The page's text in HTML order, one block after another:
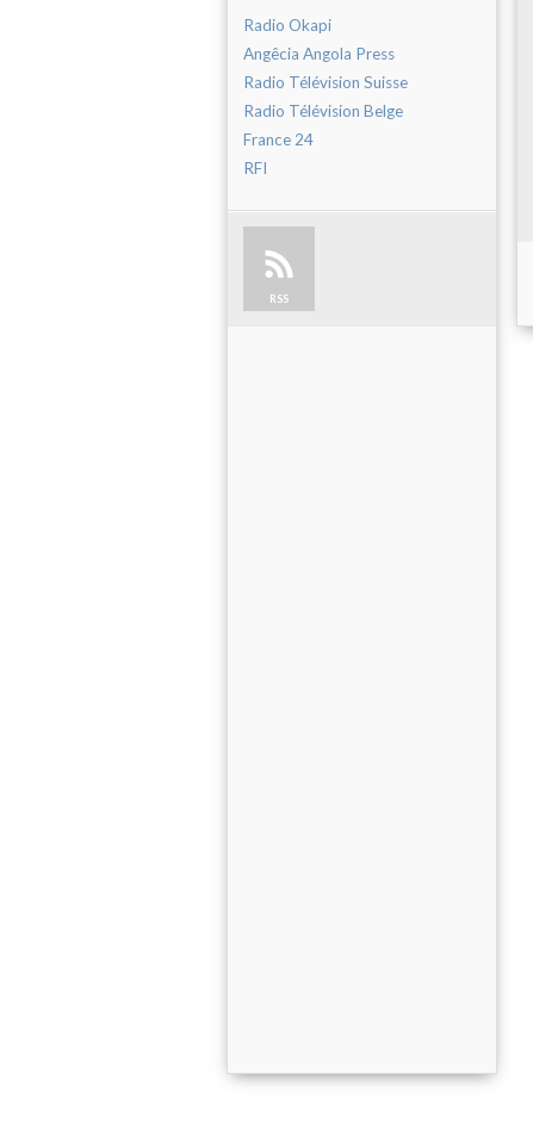
Radio Okapi
Angêcia Angola Press
Radio Télévision Suisse
Radio Télévision Belge
France 24
RFI
RSS